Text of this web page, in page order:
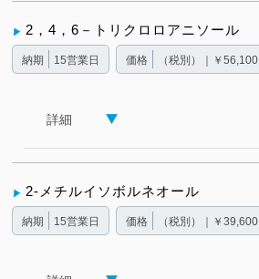
2，4，6－トリクロロアニソール
納期 15営業日 価格 （税別）｜￥56,100
詳細
2-メチルイソボルネオール
納期 15営業日 価格 （税別）｜￥39,600